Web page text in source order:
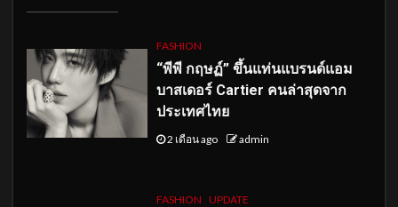
FASHION
“พีพี กฤษฏ์” ขึ้นแท่นแบรนด์แอม
บาสเดอร์ Cartier คนล่าสุดจาก
ประเทศไทย
2 เดือน ago admin
FASHION UPDATE